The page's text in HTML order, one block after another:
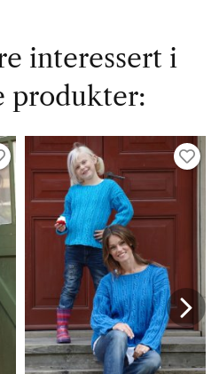
interessert i
produkter: